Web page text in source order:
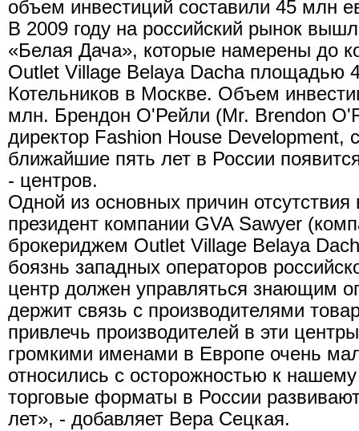
объем инвестиций составили 45 млн
В 2009 году на российский рынок
«Белая Дача», которые намерены до
Outlet Village Belaya Dacha площадью
Котельников в Москве. Объем
млн. Брендон О'Рейли (Mr. Brendon
директор Fashion House Development,
ближайшие пять лет в России
- центров.
Одной из основных причин отсутствия
президент компании GVA Sawyer
брокериджем Outlet Village Belaya
боязнь западных операторов
центр должен управляться знающим
держит связь с производителями
привлечь производителей в эти
громкими именами в Европе очень
относились с осторожностью к
торговые форматы в России
лет», - добавляет Вера Сецкая.